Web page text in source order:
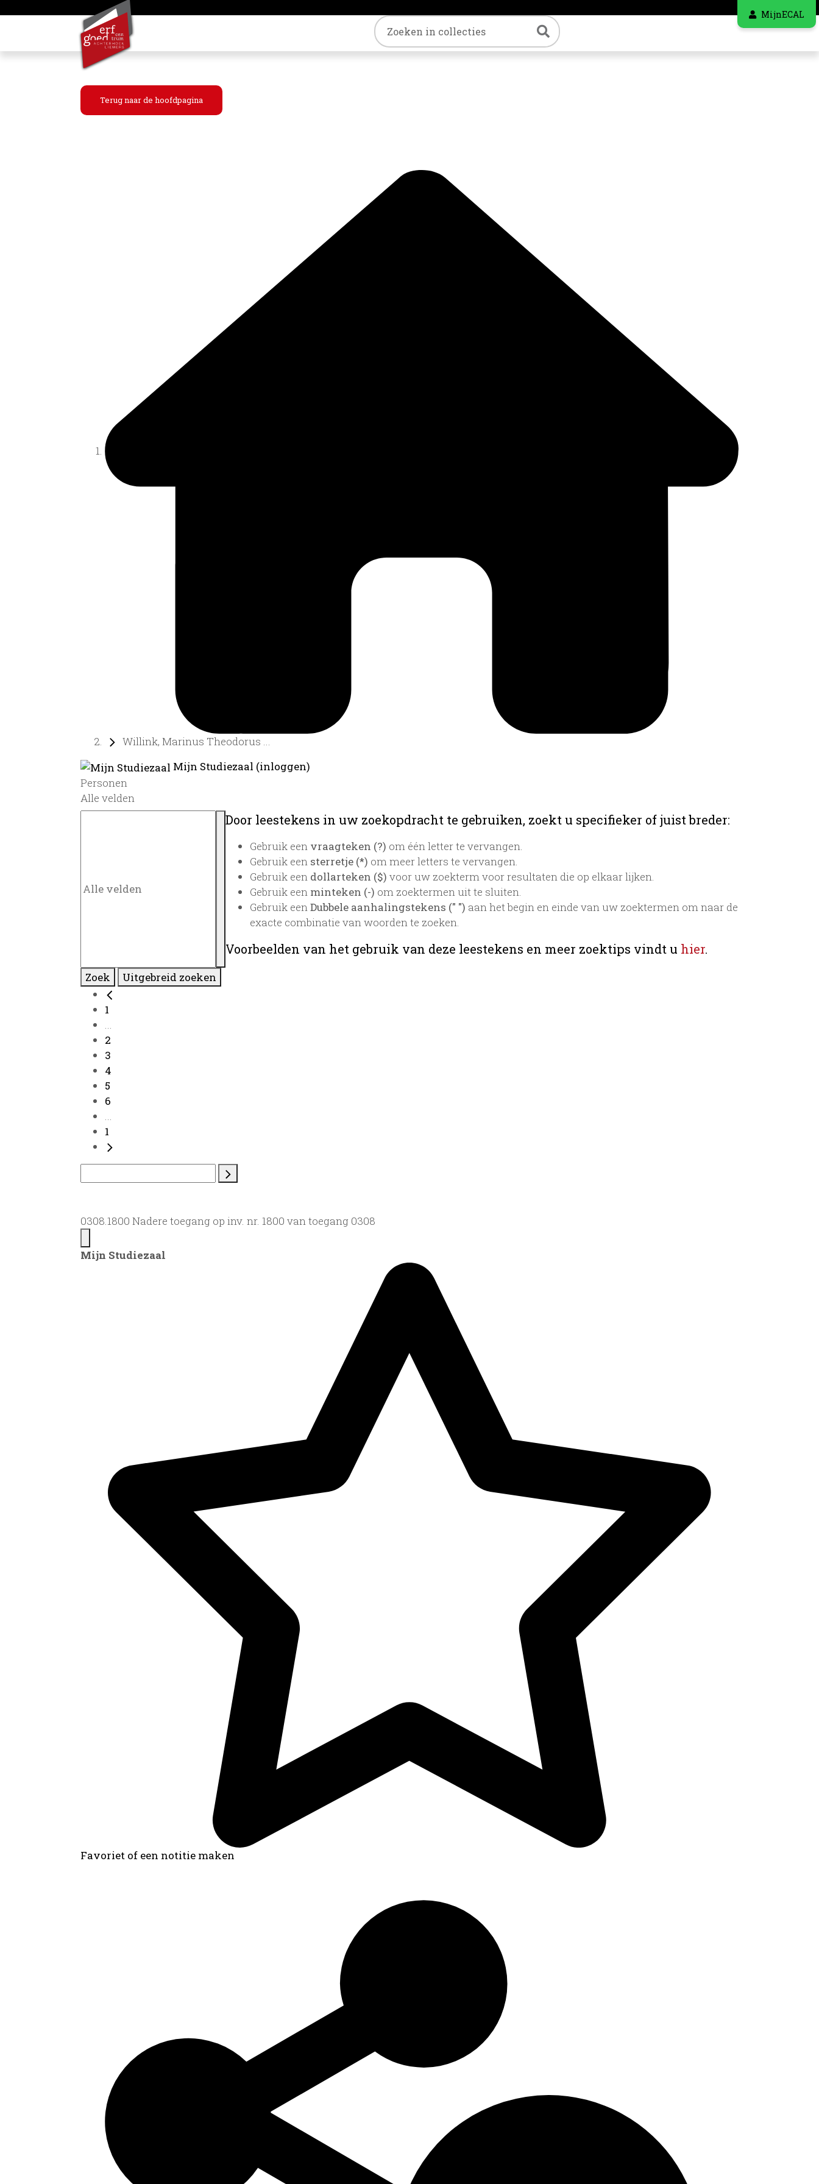
MijnECAL
Trefwoord Zoeken
Terug naar de hoofdpagina
Willink, Marinus Theodorus ...
Mijn Studiezaal (inloggen)
Personen
Alle velden
Door leestekens in uw zoekopdracht te gebruiken, zoekt u specifieker of juist breder:
Gebruik een vraagteken (?) om één letter te vervangen.
Gebruik een sterretje (*) om meer letters te vervangen.
Gebruik een dollarteken ($) voor uw zoekterm voor resultaten die op elkaar lijken.
Gebruik een minteken (-) om zoektermen uit te sluiten.
Gebruik eenDubbele aanhalingstekens (" ") aan het begin en einde van uw zoektermen om naar de
exacte combinatie van woorden te zoeken.
Voorbeelden van het gebruik van deze leestekens en meer zoektips vindt u hier.
Zoek Uitgebreid zoeken
1
...
2
3
4
5
6
...
1
0308.1800 Nadere toegang op inv. nr. 1800 van toegang 0308
Mijn Studiezaal
Favoriet of een notitie maken